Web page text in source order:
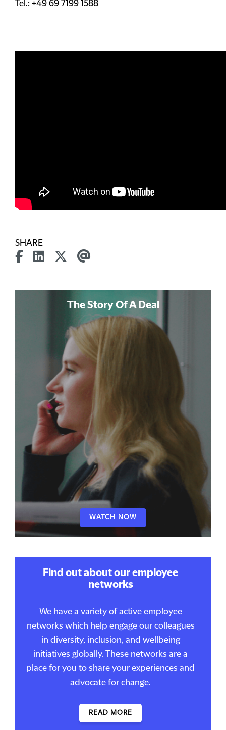
Tel.: +49 69 7199 1588
SHARE
The Story Of A Deal
WATCH NOW
Find out about our employee
networks
We have a variety of active employee
networks which help engage our colleagues
in diversity, inclusion, and wellbeing
initiatives globally. These networks are a
place for you to share your experiences and
advocate for change.
READ MORE